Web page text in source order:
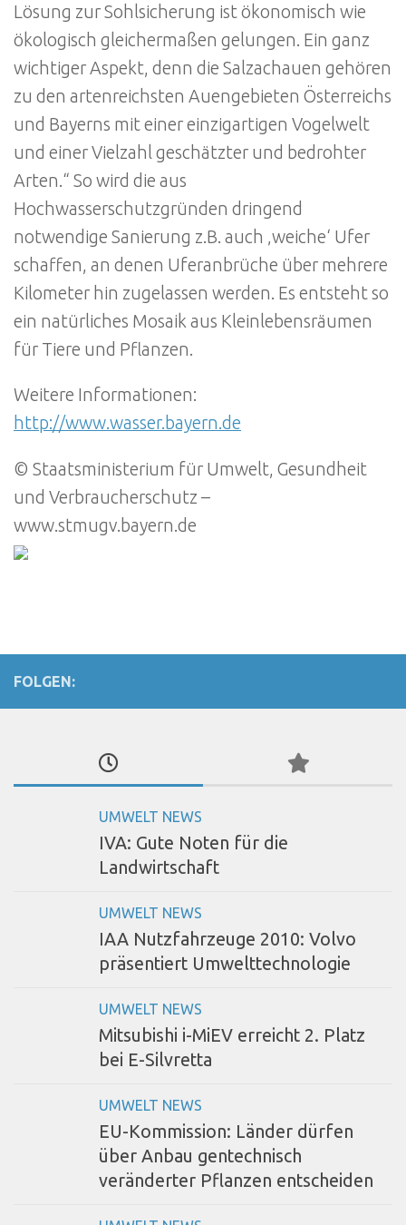
Lösung zur Sohlsicherung ist ökonomisch wie
ökologisch gleichermaßen gelungen. Ein ganz
wichtiger Aspekt, denn die Salzachauen gehören
zu den artenreichsten Auengebieten Österreichs
und Bayerns mit einer einzigartigen Vogelwelt
und einer Vielzahl geschätzter und bedrohter
Arten.“ So wird die aus
Hochwasserschutzgründen dringend
notwendige Sanierung z.B. auch ‚weiche‘ Ufer
schaffen, an denen Uferanbrüche über mehrere
Kilometer hin zugelassen werden. Es entsteht so
ein natürliches Mosaik aus Kleinlebensräumen
für Tiere und Pflanzen.
Weitere Informationen:
http://www.wasser.bayern.de
© Staatsministerium für Umwelt, Gesundheit
und Verbraucherschutz –
www.stmugv.bayern.de
FOLGEN:
UMWELT NEWS
IVA: Gute Noten für die
Landwirtschaft
UMWELT NEWS
IAA Nutzfahrzeuge 2010: Volvo
präsentiert Umwelttechnologie
UMWELT NEWS
Mitsubishi i-MiEV erreicht 2. Platz
bei E-Silvretta
UMWELT NEWS
EU-Kommission: Länder dürfen
über Anbau gentechnisch
veränderter Pflanzen entscheiden